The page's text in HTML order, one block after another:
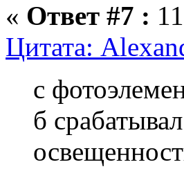
« Ответ #7 :
Цитата:
с
б